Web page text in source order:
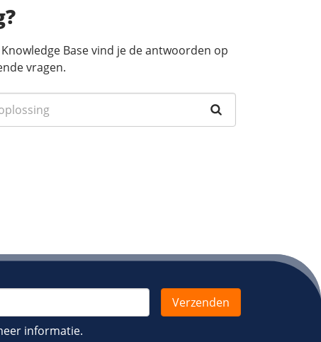
Base vind je de antwoorden op
vragen.
informatie.